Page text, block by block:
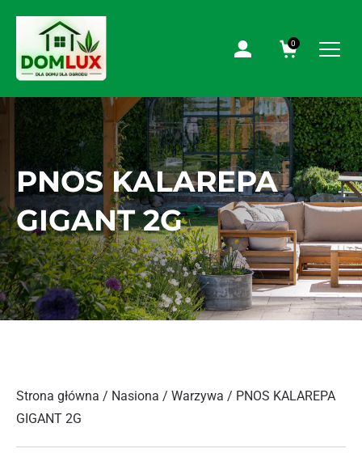
0
PNOS KALAREPA
GIGANT 2G
Strona główna / Nasiona / Warzywa / PNOS KALAREPA
GIGANT 2G